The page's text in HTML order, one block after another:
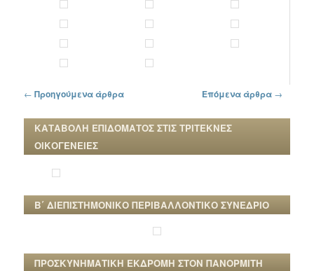
Πλοήγηση στα άρθρα
← Προηγούμενα άρθρα Επόμενα άρθρα →
ΚΑΤΑΒΟΛΗ ΕΠΙΔΟΜΑΤΟΣ ΣΤΙΣ ΤΡΙΤΕΚΝΕΣ
ΟΙΚΟΓΕΝΕΙΕΣ
Β΄ ΔΙΕΠΙΣΤΗΜΟΝΙΚΟ ΠΕΡΙΒΑΛΛΟΝΤΙΚΟ ΣΥΝΕΔΡΙΟ
ΠΡΟΣΚΥΝΗΜΑΤΙΚΗ ΕΚΔΡΟΜΗ ΣΤΟΝ ΠΑΝΟΡΜΙΤΗ